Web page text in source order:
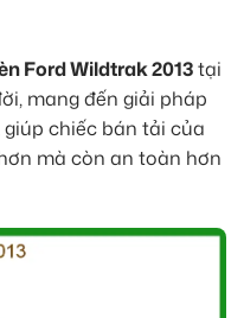
Ford Wildtrak 2013tại
mang đến giải pháp
chiếc bán tải của
mà còn an toàn hơn